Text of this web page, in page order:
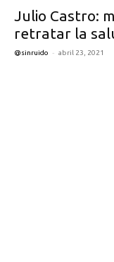
Julio Castro:
retratar la
@sinruido - abril 23, 2021